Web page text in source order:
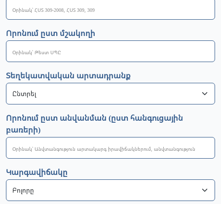
Որոնում ըստ մշակողի
Տեղեկատվական արտադրանք
Որոնում ըստ անվանման (ըստ հանգուցային
բառերի)
Կարգավիճակը